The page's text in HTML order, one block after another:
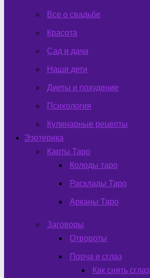
Все о свадьбе
Красота
Сад и дача
Наши дети
Диеты и похудение
Психология
Кулинарные рецепты
Эзотерика
Карты Таро
Колоды таро
Расклады Таро
Арканы Таро
Заговоры
Отвороты
Порча и сглаз
Как снять сглаз